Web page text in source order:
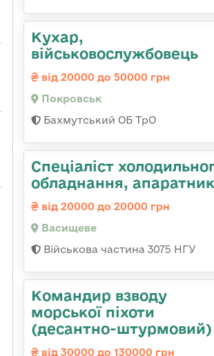
Кухар,
військовослужбовець
від 20000 до 50000 грн
Покровськ
Бахмутський ОБ ТрО
Спеціаліст
обладнання, апаратник
від 20000 до 20000 грн
Васищеве
Військова частина 3075 НГУ
Командир взводу
морської піхоти
(десантно-штурмовий)
від 30000 до 130000 грн